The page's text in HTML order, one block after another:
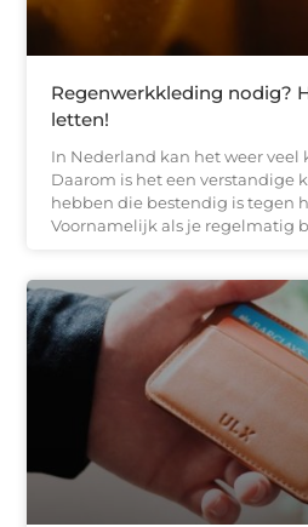
Regenwerkkleding nodig?
letten!
In Nederland kan het weer veel
Daarom is het een verstandige
hebben die bestendig is tegen
Voornamelijk als je regelmatig